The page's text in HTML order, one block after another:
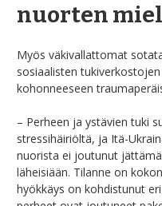
nuorten
Myös väkivallattomat
sosiaalisten
kohonneeseen
– Perheen ja ystävien tuki
stressihäiriöltä, ja Itä-
nuorista ei joutunut
läheisiään. Tilanne on
hyökkäys on kohdistunut